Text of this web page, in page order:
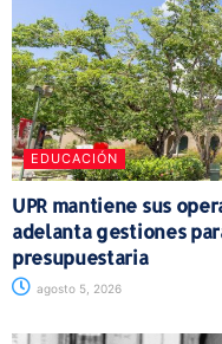
EDUCACIÓN
UPR mantiene sus
adelanta gestiones
presupuestaria
agosto 5, 2026